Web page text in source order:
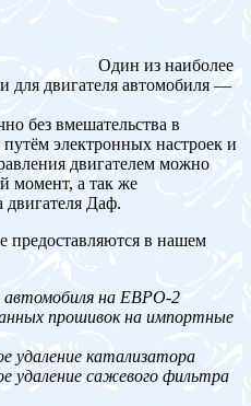
Один из наиболее
для двигателя автомобиля —
без вмешательства в
электронных настроек и
двигателем можно
момент, а так же
Даф.
предоставляются в нашем
автомобиля на ЕВРО-2
прошивок на импортные
удаление катализатора
удаление сажевого фильтра